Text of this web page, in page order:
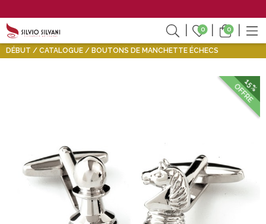
0 0
DÉBUT CATALOGUE BOUTONS DE MANCHETTE ÉCHECS
15%
OFFRE